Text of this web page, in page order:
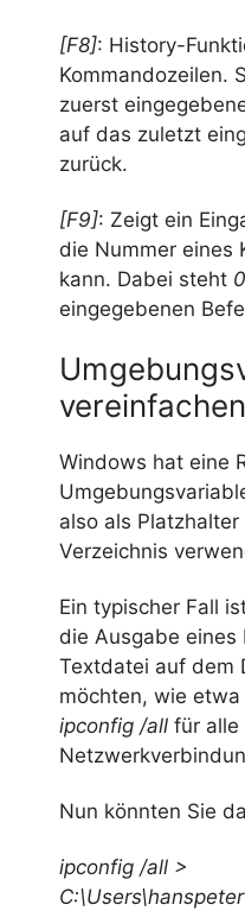
[F8]: History-
Kommandozeilen.
zuerst
auf das zuletzt
zurück.
[F9]: Zeigt ein
die Nummer eines
kann. Dabei steht 0
eingegebenen
Windows hat eine
also als
Verzeichnis
Ein typischer Fall
die Ausgabe eines
Textdatei auf dem
möchten, wie
ipconfig /all für alle
Nun könnten Sie
ipconfig /all >